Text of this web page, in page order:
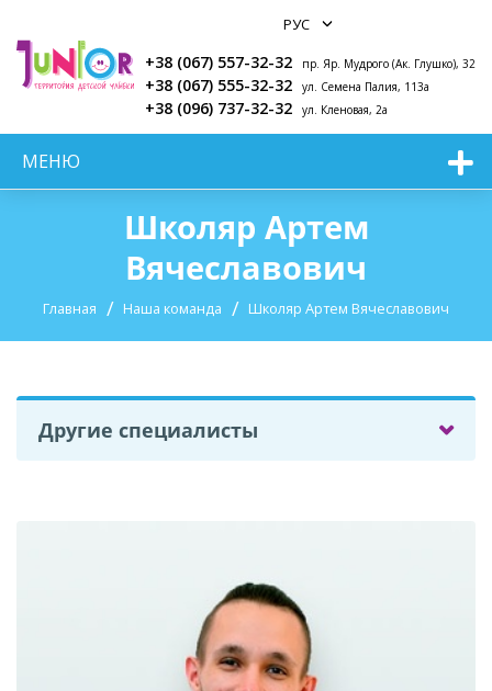
+38 (067) 557-32-32 пр. Яр. Мудрого (Ак. Глушко), 32
+38 (067) 555-32-32 ул. Семена Палия, 113а
+38 (096) 737-32-32 ул. Кленовая, 2а
МЕНЮ
Школяр Артем
Вячеславович
Главная Наша команда Школяр Артем Вячеславович
Другие специалисты